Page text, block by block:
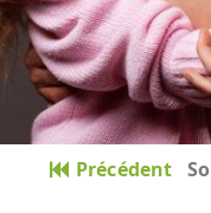
Précédent